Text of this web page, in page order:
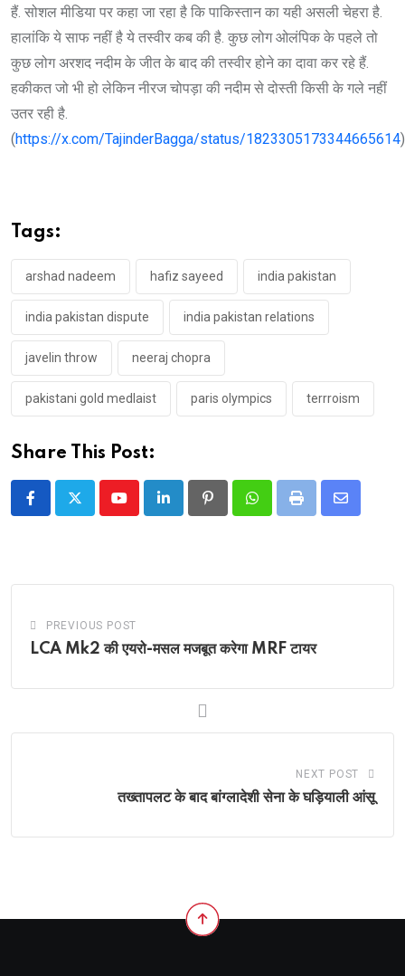
हैं. सोशल मीडिया पर कहा जा रहा है कि पाकिस्तान का यही असली चेहरा है.
हालांकि ये साफ नहीं है ये तस्वीर कब की है. कुछ लोग ओलंपिक के पहले तो
कुछ लोग अरशद नदीम के जीत के बाद की तस्वीर होने का दावा कर रहे हैं.
हकीकत जो भी हो लेकिन नीरज चोपड़ा की नदीम से दोस्ती किसी के गले नहीं
उतर रही है.
(https://x.com/TajinderBagga/status/1823305173344665614)
Tags:
arshad nadeem hafiz sayeed india pakistan
india pakistan dispute india pakistan relations
javelin throw neeraj chopra
pakistani gold medlaist paris olympics terrroism
Share This Post:
YoutubeLinkedIn PinterestWhatsappPrint
Share
PREVIOUS POST
LCA Mk2 की एयरो-मसल मजबूत करेगा MRF टायर
NEXT POST
तख्तापलट के बाद बांग्लादेशी सेना के घड़ियाली आंसू